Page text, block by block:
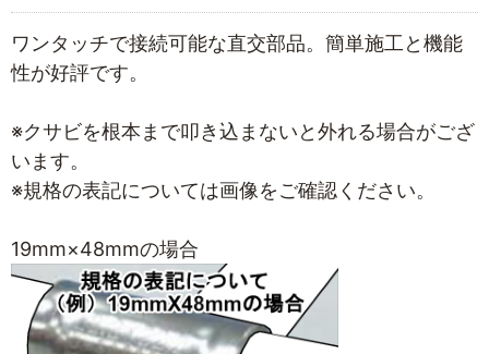
ワンタッチで接続可能な直交部品。簡単施工と機能
性が好評です。
※クサビを根本まで叩き込まないと外れる場合がござ
います。
※規格の表記については画像をご確認ください。
19mm×48mmの場合